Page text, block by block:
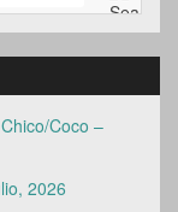
Coco –
2026